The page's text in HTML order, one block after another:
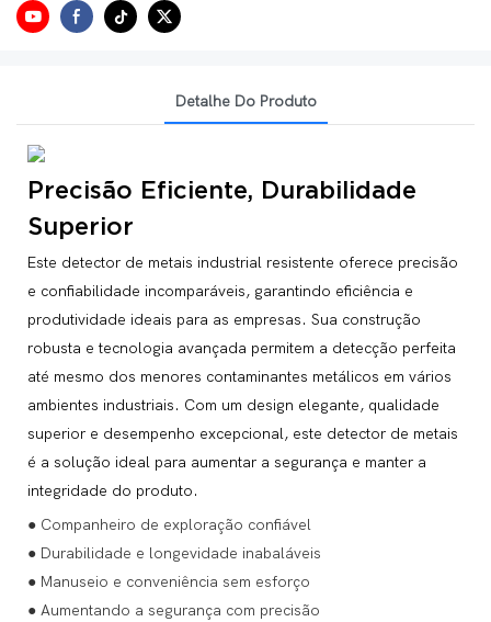
Detalhe Do Produto
Precisão Eficiente, Durabilidade
Superior
Este detector de metais industrial resistente oferece precisão
e confiabilidade incomparáveis, garantindo eficiência e
produtividade ideais para as empresas. Sua construção
robusta e tecnologia avançada permitem a detecção perfeita
até mesmo dos menores contaminantes metálicos em vários
ambientes industriais. Com um design elegante, qualidade
superior e desempenho excepcional, este detector de metais
é a solução ideal para aumentar a segurança e manter a
integridade do produto.
● Companheiro de exploração confiável
● Durabilidade e longevidade inabaláveis
● Manuseio e conveniência sem esforço
● Aumentando a segurança com precisão